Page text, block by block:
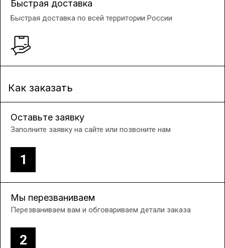
Быстрая доставка
Быстрая доставка по всей территории России
Как заказать
1
Оставьте заявку
Заполните заявку на сайте или позвоните нам
2
Мы перезваниваем
Перезваниваем вам и обговариваем детали заказа